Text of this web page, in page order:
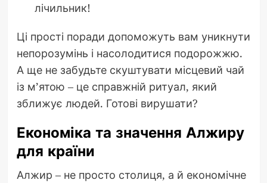
лічильник!
Ці прості поради допоможуть вам уникнути
непорозумінь і насолодитися подорожжю.
А ще не забудьте скуштувати місцевий чай
із м’ятою – це справжній ритуал, який
зближує людей. Готові вирушати?
Економіка та значення Алжиру
для країни
Алжир – не просто столиця, а й економічне